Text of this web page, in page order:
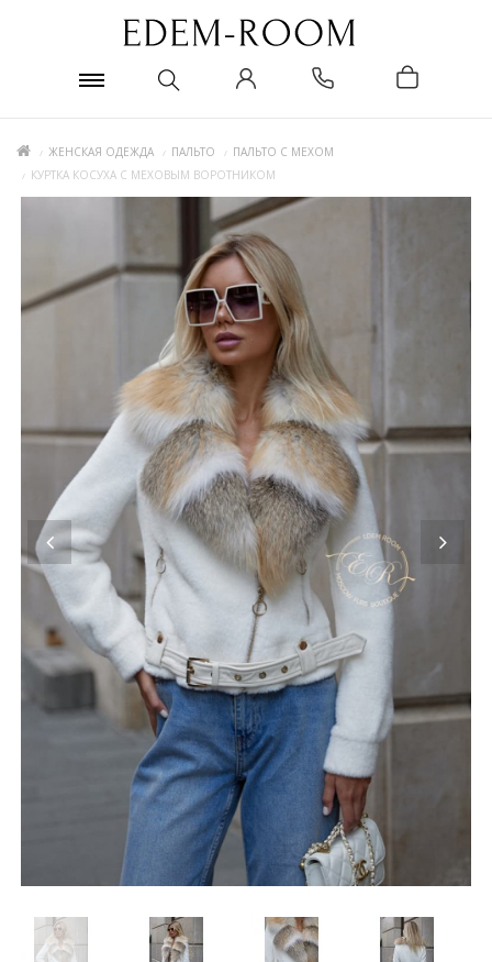
ЖЕНСКАЯ ОДЕЖДА ПАЛЬТО
ПАЛЬТО С МЕХОМ
КУРТКА КОСУХА С МЕХОВЫМ ВОРОТНИКОМ